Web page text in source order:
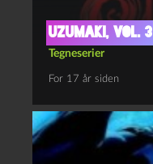
Uzumaki, vol. 3
Tegneserier
For 17 år siden